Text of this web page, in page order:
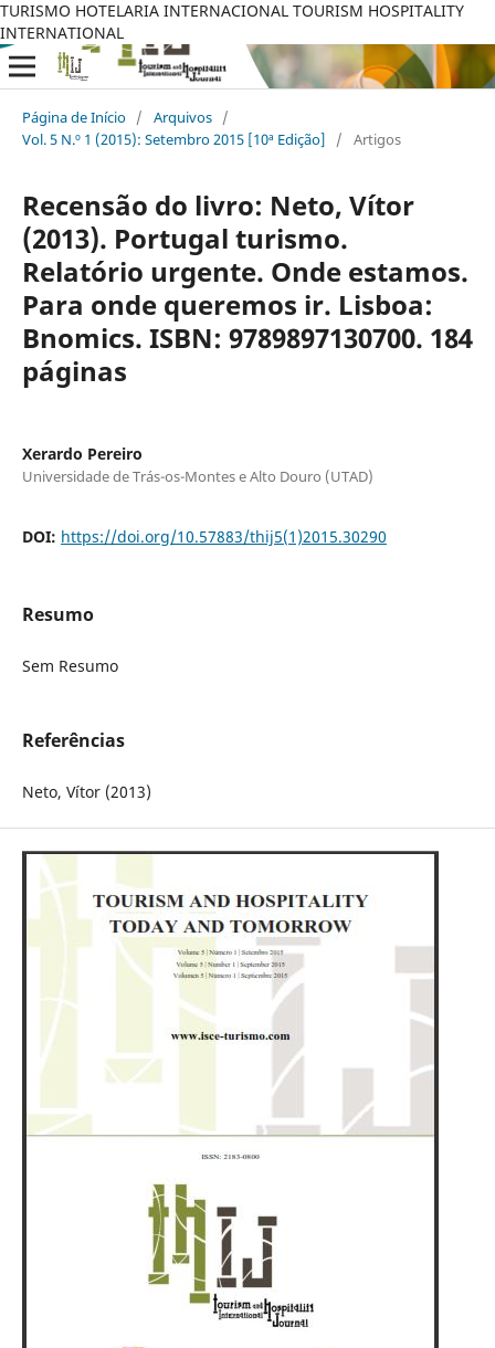
TURISMO HOTELARIA INTERNACIONAL TOURISM HOSPITALITY
INTERNATIONAL
Página de Início / Arquivos /
Vol. 5 N.º 1 (2015): Setembro 2015 [10ª Edição]
/ Artigos
Recensão do livro: Neto, Vítor
(2013). Portugal turismo.
Relatório urgente. Onde estamos.
Para onde queremos ir. Lisboa:
Bnomics. ISBN: 9789897130700. 184
páginas
Xerardo Pereiro
Universidade de Trás-os-Montes e Alto Douro (UTAD)
DOI: https://doi.org/10.57883/thij5(1)2015.30290
Resumo
Sem Resumo
Referências
Neto, Vítor (2013)